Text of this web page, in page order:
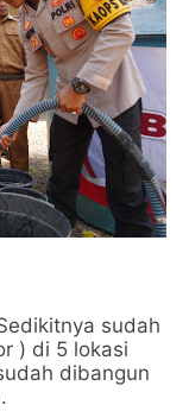
sudah
) di 5 lokasi
dibangun